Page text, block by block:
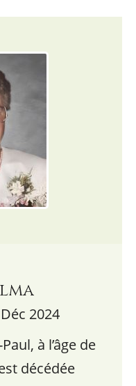
2024
à l’âge de
décédée